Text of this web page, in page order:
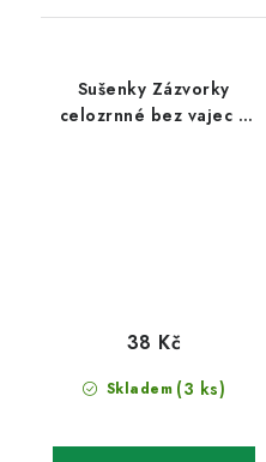
Sušenky Zázvorky
celozrnné bez vajec a
Skladem (3 ks)
38 Kč